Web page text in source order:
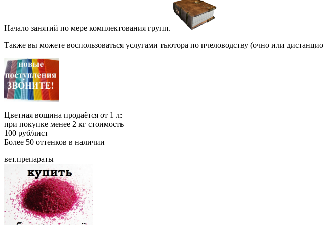
Начало занятий по мере комплектования групп.
Также вы можете воспользоваться услугами тьютора по пчеловодству (очно или
Цветная вощина продаётся от 1 л:
при покупке менее 2 кг стоимость
100 руб/лист
Более 50 оттенков в наличии
вет.препараты